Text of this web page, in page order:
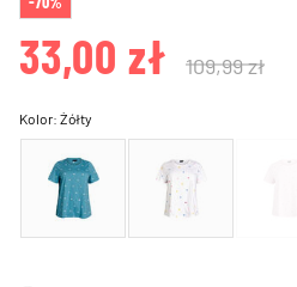
33,00 zł 109,99 zł
Kolor:Żółty